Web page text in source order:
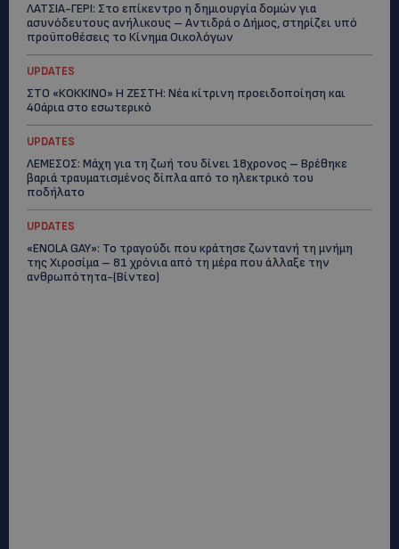
ΛΑΤΣΙΑ-ΓΕΡΙ: Στο επίκεντρο η δημιουργία δομών για
ασυνόδευτους ανήλικους – Αντιδρά ο Δήμος, στηρίζει υπό
προϋποθέσεις το Κίνημα Οικολόγων
UPDATES
ΣΤΟ «ΚΟΚΚΙΝΟ» Η ΖΕΣΤΗ: Νέα κίτρινη προειδοποίηση και
40άρια στο εσωτερικό
UPDATES
ΛΕΜΕΣΟΣ: Μάχη για τη ζωή του δίνει 18χρονος – Βρέθηκε
βαριά τραυματισμένος δίπλα από το ηλεκτρικό του
ποδήλατο
UPDATES
«ENOLA GAY»: Το τραγούδι που κράτησε ζωντανή τη μνήμη
της Χιροσίμα – 81 χρόνια από τη μέρα που άλλαξε την
ανθρωπότητα-(Bίντεο)